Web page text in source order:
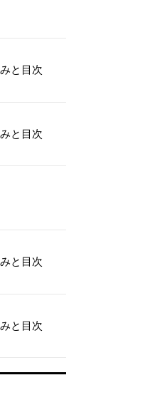
と目次
と目次
と目次
と目次